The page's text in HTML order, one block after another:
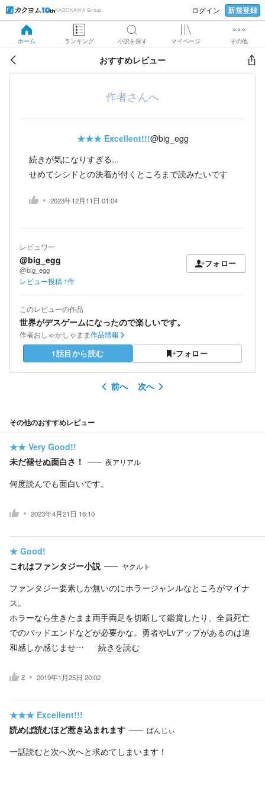
KADOKAWA Group ログイン 新規登録
ホーム ランキング 小説を探す マイページ その他
おすすめレビュー
作者さんへ
★★★ Excellent!!!@big_egg
続きが気になりすぎる...
せめてシシドとの決着が付くところまで読みたいです
2023年12月11日 01:04
レビュワー
@big_egg
@big_egg
フォロー
レビュー投稿 1件
このレビューの作品
世界がデスゲームになったので楽しいです。
作者おしゃかしゃまま作品情報
1話目から読む フォロー
前へ 次へ
その他のおすすめレビュー
★★ Very Good!!
未だ褪せぬ面白さ！
夜アリアル
何度読んでも面白いです。
2023年4月21日 16:10
★ Good!
これはファンタジー小説
ヤクルト
ファンタジー要素しか無いのにホラージャンルなところがマイナ
ス。
ホラーなら生きたまま両手両足を切断して鑑賞したり、全員死亡
でのバッドエンドなどが必要かな。勇者やLvアップがあるのは違
和感しか感じませ…
続きを読む
2 2019年1月25日 20:02
★★★ Excellent!!!
読めば読むほど惹き込まれます
ぱんじぃ
一話読むと次へ次へと求めてしまいます！